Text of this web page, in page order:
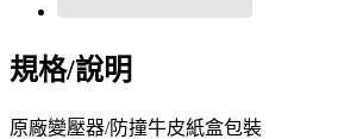
規格/說明
原廠變壓器/防撞牛皮紙盒包裝